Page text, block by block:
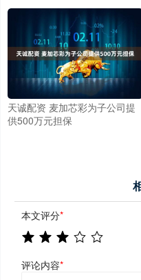
天诚配资 麦加芯彩为子公司提
供500万元担保
本文评分*
评论内容*